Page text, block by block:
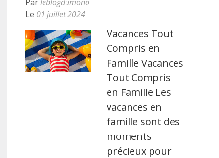
Parleblogdumono
Le 01 juillet 2024
Vacances Tout
Compris en
Famille Vacances
Tout Compris
en Famille Les
vacances en
famille sont des
moments
précieux pour